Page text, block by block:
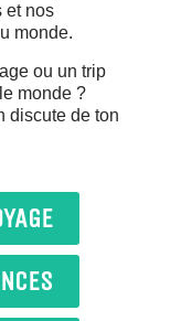
et nos
monde.
ou un trip
monde ?
discute de ton